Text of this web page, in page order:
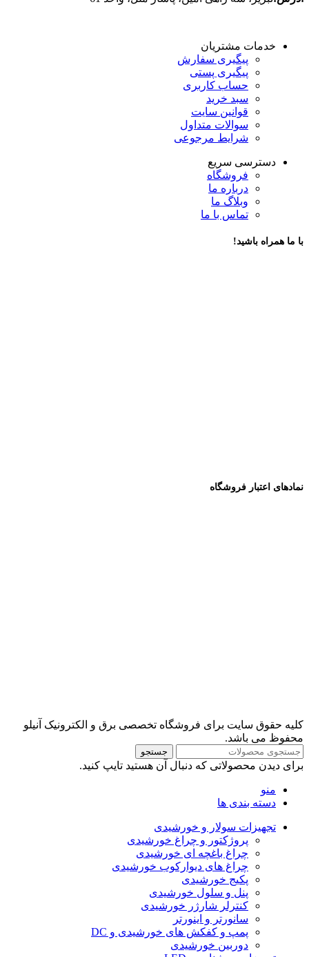
خدمات مشتریان
پیگیری سفارش
پیگیری پستی
حساب کاربری
سبد خرید
قوانین سایت
سوالات متداول
شرایط مرجوعی
دسترسی سریع
فروشگاه
درباره ما
وبلاگ ما
تماس با ما
با ما همراه باشید!
نمادهای اعتبار فروشگاه
کلیه حقوق سایت برای فروشگاه تخصصی برق و الکترونیک آنیلو
محفوظ می باشد.
جستجو
برای دیدن محصولاتی که دنبال آن هستید تایپ کنید.
منو
دسته بندی ها
تجهیزات سولار و خورشیدی
پروژکتور و چراغ خورشیدی
چراغ باغچه ای خورشیدی
چراغ های دیوارکوب خورشیدی
پکیج خورشیدی
پنل و سلول خورشیدی
کنترلر شارژر خورشیدی
سانورتر و اینورتر
پمپ و کفکش های خورشیدی و DC
دوربین خورشیدی